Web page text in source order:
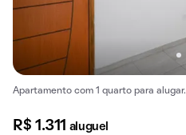
Apartamento com 1 quarto para alugar.
R$ 1.311 aluguel